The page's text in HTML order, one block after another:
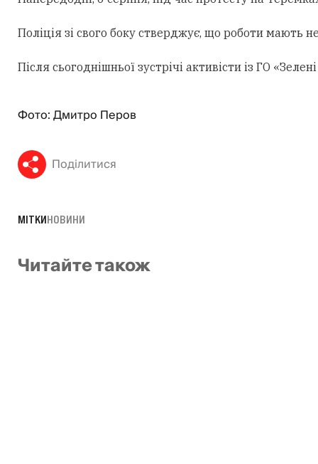
Поліція зі свого боку стверджує, що роботи мають
Після сьогоднішньої зустрічі активісти із ГО
Фото: Дмитро Перов
Поділитися
МІТКИНОВИНИ
Читайте також